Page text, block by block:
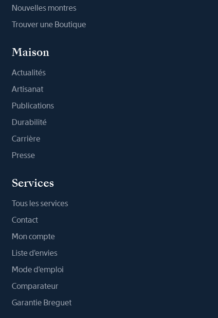
Nouvelles montres
Trouver une Boutique
Maison
Actualités
Artisanat
Publications
Durabilité
Carrière
Presse
Services
Tous les services
Contact
Mon compte
Liste d'envies
Mode d'emploi
Comparateur
Garantie Breguet